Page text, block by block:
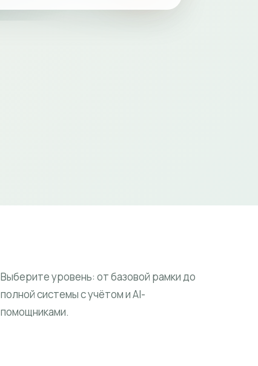
Выберите уровень: от базовой рамки до
полной системы с учётом и AI-
помощниками.